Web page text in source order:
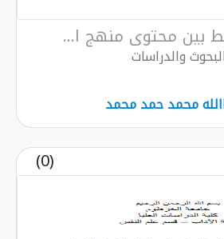
بين محتوى منهج ا...
البحوث والدراسات
محمد حمد محمد
(0)